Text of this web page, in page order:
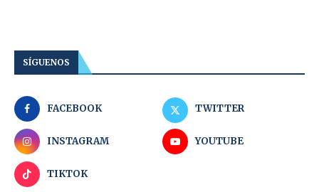
SÍGUENOS
FACEBOOK TWITTER
INSTAGRAM YOUTUBE
TIKTOK